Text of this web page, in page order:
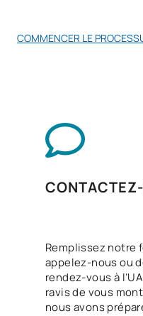
COMMENCER LE
Remplissez notre
appelez-nous ou
rendez-vous à
ravis de vous
nous avons